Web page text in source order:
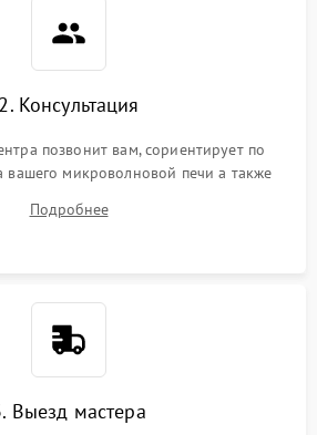
2. Консультация
позвонит вам, сориентирует по
вашего микроволновой печи а также
Подробнее
Выезд мастера